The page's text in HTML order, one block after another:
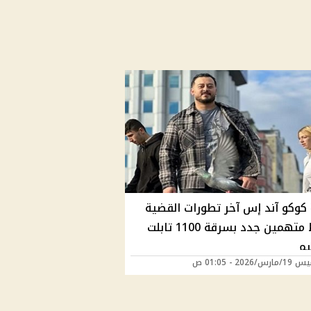
آند إس آخر تطورات القضية
وضبط متهمين جدد بسرقة 1100 تابلت
- 01:05 ص